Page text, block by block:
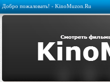
Добро пожаловать! - KinoMuzon.Ru